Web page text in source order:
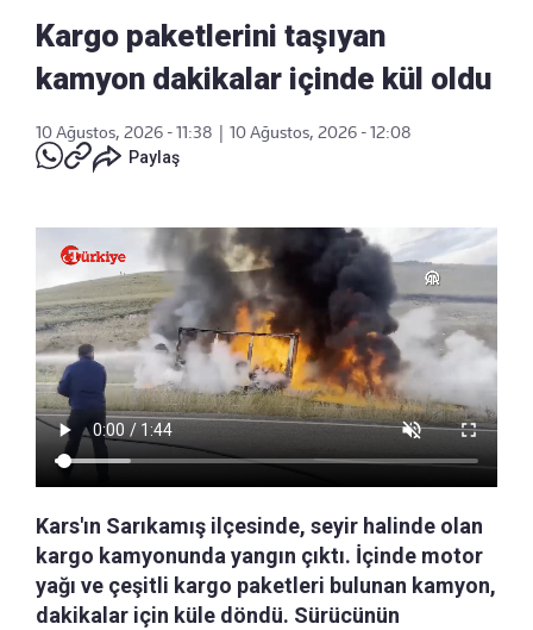
Kargo paketlerini taşıyan
kamyon dakikalar içinde kül oldu
10 Ağustos, 2026 - 11:38
10 Ağustos, 2026 - 12:08
Paylaş
Kars'ın Sarıkamış ilçesinde, seyir halinde olan
kargo kamyonunda yangın çıktı. İçinde motor
yağı ve çeşitli kargo paketleri bulunan kamyon,
dakikalar için küle döndü. Sürücünün